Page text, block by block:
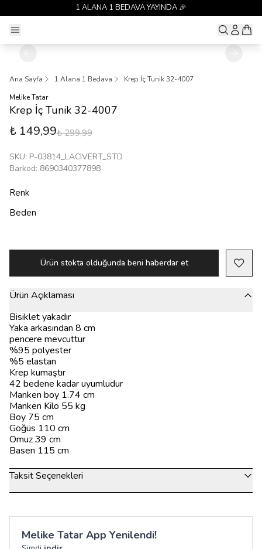
1 ALANA 1 BEDAVA YAYINDA 🎉
Ana Sayfa 1 Alana 1 Bedava
Krep İç Tunik 32-4007
Melike Tatar
Krep İç Tunik 32-4007
₺ 149,99₺ 299,99
SKU: P-03814_LACIVERT_STD
Barkod: 8690340377898
Renk
Beden
Ürün stokta olduğunda beni haberdar et
Ürün Açıklaması
Bisiklet yakadır
Yaka arkasından 8 cm
pencere mevcuttur
%95 polyester
%5 elastan
Krep kumaştır
42 bedene kadar uyumludur
Manken boy 1.74 cm
Manken Kilo 55 kg
Boy 75 cm
Göğüs 110 cm
Omuz 39 cm
Basen 115 cm
Taksit Seçenekleri
Melike Tatar App Yenilendi!